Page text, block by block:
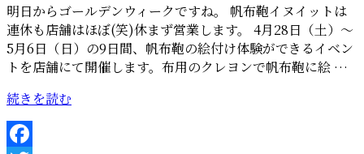
明日からゴールデンウィークですね。 帆布鞄イヌイットは
連休も店舗はほぼ(笑)休まず営業します。 4月28日（土）～
5月6日（日）の9日間、帆布鞄の絵付け体験ができるイベン
トを店舗にて開催します。布用のクレヨンで帆布鞄に絵 …
“GW
限
定
続きを読む